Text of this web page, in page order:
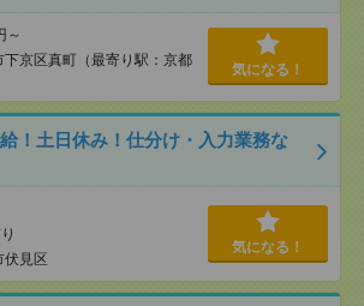
～
下京区真町（最寄り駅：京都
気になる！
！土日休み！仕分け・入力業務な
伏見区
気になる！